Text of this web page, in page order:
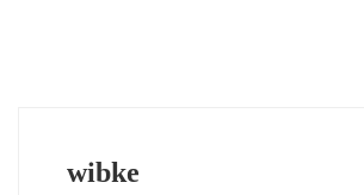
wibke